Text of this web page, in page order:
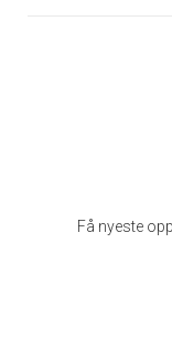
Få nyeste